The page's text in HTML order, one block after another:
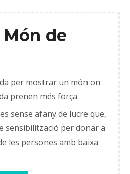
Món de
per mostrar un món on
prenen més força.
sense afany de lucre que,
sensibilització per donar a
les persones amb baixa